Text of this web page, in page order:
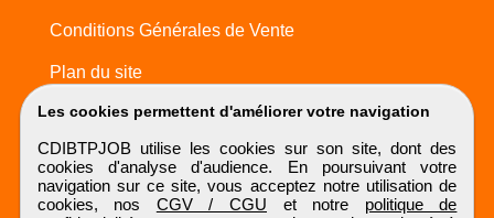
Les cookies permettent d'améliorer votre navigation
CDIBTPJOB utilise les cookies sur son site, dont des
cookies d'analyse d'audience. En poursuivant votre
navigation sur ce site, vous acceptez notre utilisation de
cookies, nos CGV / CGU et notre politique de
Conditions Générales de Vente
Plan du site